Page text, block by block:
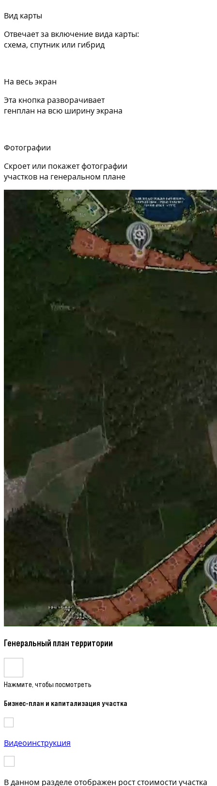
Вид карты
Отвечает за включение вида карты:
схема, спутник или гибрид
На весь экран
Эта кнопка разворачивает
генплан на всю ширину экрана
Фотографии
Скроет или покажет фотографии
участков на генеральном плане
Генеральный план территории
Нажмите, чтобы посмотреть
Бизнес-план и капитализация участка
Видеоинструкция
В данном разделе отображен рост стоимости участка